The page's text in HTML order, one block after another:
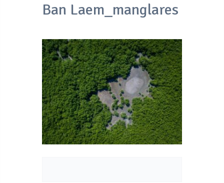
Ban Laem_manglares